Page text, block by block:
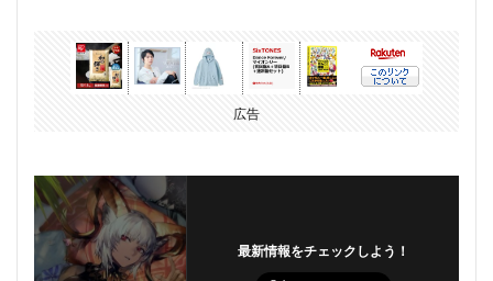
広告
最新情報をチェックしよう！